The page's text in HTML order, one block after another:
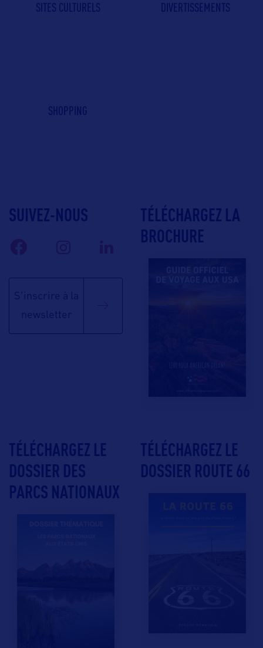
SITES CULTURELS DIVERTISSEMENTS
SHOPPING
SUIVEZ-NOUS
S'inscrire à la
newsletter
TÉLÉCHARGEZ LA
BROCHURE
TÉLÉCHARGEZ LE
DOSSIER DES
PARCS NATIONAUX
TÉLÉCHARGEZ LE
DOSSIER ROUTE 66